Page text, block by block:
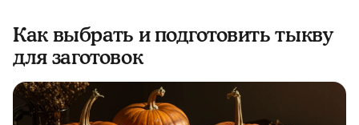
Как выбрать и подготовить тыкву
для заготовок